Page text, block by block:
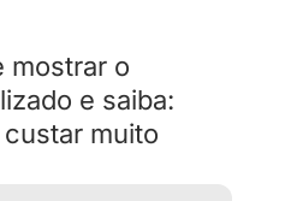
mostrar o
e saiba:
muito